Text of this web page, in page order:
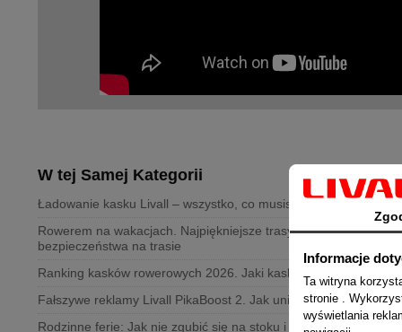
W tej Samej Kategorii
Ładowanie kasku Livall – wszystko, co musisz wiedzieć
Rowerem na wakacjach. Najpiękniejsze trasy w Polsce i zasady
bezpieczeństwa na trasie
Ranking kasków rowerowych 2026. Jaki kask Livall wybrać?
Fałszywe reklamy Livall PikaBoost 2. Jak uniknąć oszustwa?
Rodzinne ferie: Jak nie zgubić się na stoku i zostać w stałym
Informacje
Ta witryna
stronie .
wyświetlania